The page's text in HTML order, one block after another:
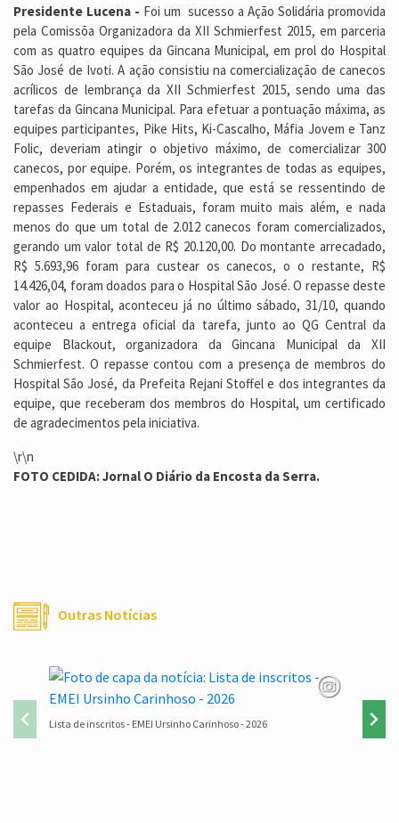
Presidente Lucena - Foi um sucesso a Ação Solidária promovida
pela Comissõa Organizadora da XII Schmierfest 2015, em parceria
com as quatro equipes da Gincana Municipal, em prol do Hospital
São José de Ivoti. A ação consistiu na comercialização de canecos
acrílicos de lembrança da XII Schmierfest 2015, sendo uma das
tarefas da Gincana Municipal. Para efetuar a pontuação máxima, as
equipes participantes, Pike Hits, Ki-Cascalho, Máfia Jovem e Tanz
Folic, deveriam atingir o objetivo máximo, de comercializar 300
canecos, por equipe. Porém, os integrantes de todas as equipes,
empenhados em ajudar a entidade, que está se ressentindo de
repasses Federais e Estaduais, foram muito mais além, e nada
menos do que um total de 2.012 canecos foram comercializados,
gerando um valor total de R$ 20.120,00. Do montante arrecadado,
R$ 5.693,96 foram para custear os canecos, o o restante, R$
14.426,04, foram doados para o Hospital São José. O repasse deste
valor ao Hospital, aconteceu já no último sábado, 31/10, quando
aconteceu a entrega oficial da tarefa, junto ao QG Central da
equipe Blackout, organizadora da Gincana Municipal da XII
Schmierfest. O repasse contou com a presença de membros do
Hospital São José, da Prefeita Rejani Stoffel e dos integrantes da
equipe, que receberam dos membros do Hospital, um certificado
de agradecimentos pela iniciativa.
\r\n
FOTO CEDIDA: Jornal O Diário da Encosta da Serra.
Outras Notícias
Lista de inscritos - EMEI Ursinho Carinhoso - 2026